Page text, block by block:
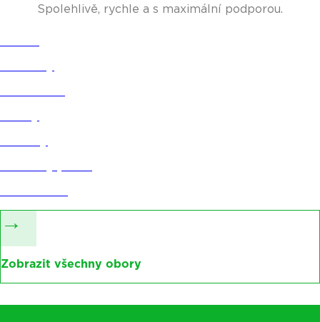
Spolehlivě, rychle a s maximální podporou.
→
Zobrazit všechny obory